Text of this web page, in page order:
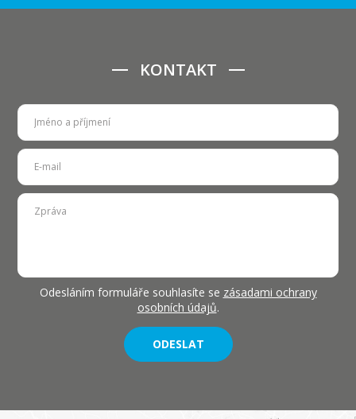
KONTAKT
Odesláním formuláře souhlasíte se zásadami ochrany
osobních údajů.